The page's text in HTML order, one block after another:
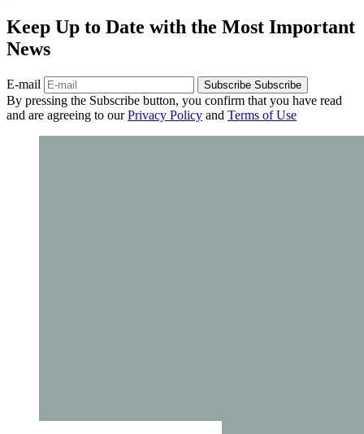
Keep Up to Date with the Most Important
News
E-mail Subscribe Subscribe
By pressing the Subscribe button, you confirm that you have read
and are agreeing to ourPrivacy Policy and Terms of Use